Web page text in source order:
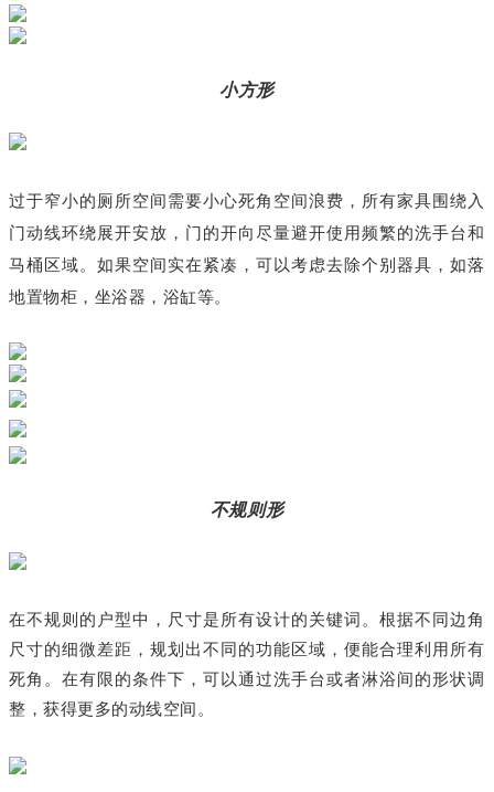
小方形
过于窄小的厕所空间需要小心死角空间浪费，所有家具围绕入
门动线环绕展开安放，门的开向尽量避开使用频繁的洗手台和
马桶区域。如果空间实在紧凑，可以考虑去除个别器具，如落
地置物柜，坐浴器，浴缸等。
不规则形
在不规则的户型中，尺寸是所有设计的关键词。根据不同边角
尺寸的细微差距，规划出不同的功能区域，便能合理利用所有
死角。在有限的条件下，可以通过洗手台或者淋浴间的形状调
整，获得更多的动线空间。